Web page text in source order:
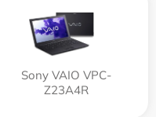
Sony VAIO VPC-
Z23A4R